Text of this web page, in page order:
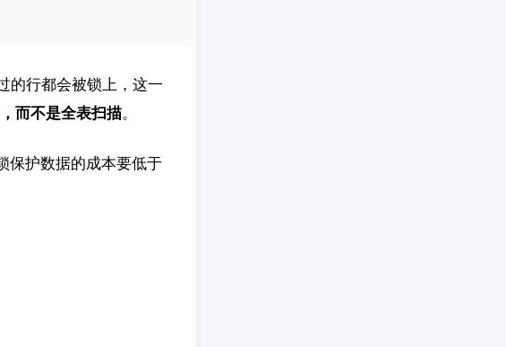
的行都会被锁上，这一
而不是全表扫描。
保护数据的成本要低于